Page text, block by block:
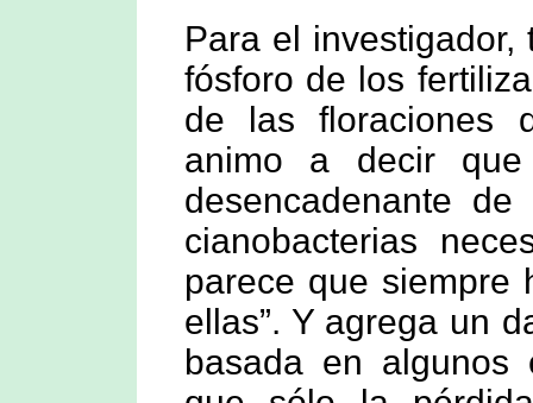
Para el
fósforo de los
de las floraciones
animo a decir
desencadenante
cianobacterias
parece que siempre
ellas”. Y agrega un
basada en algunos